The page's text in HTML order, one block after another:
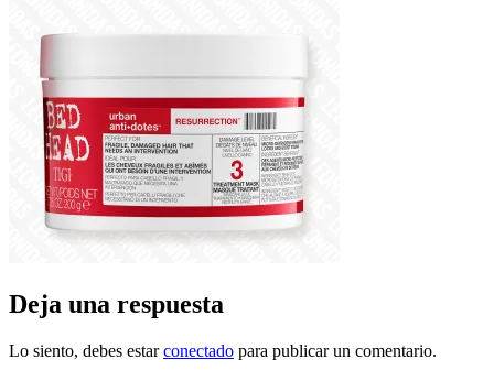
Deja una respuesta
Lo siento, debes estarconectado para publicar un comentario.